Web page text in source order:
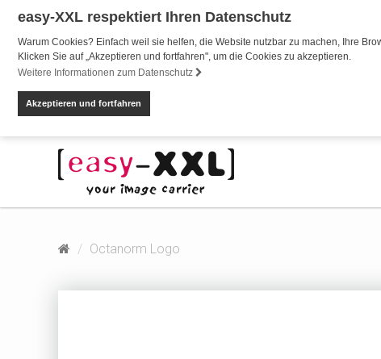
easy-XXL respektiert Ihren Datenschutz
Warum Cookies? Einfach weil sie helfen, die Website nutzbar zu machen, Ihre
Klicken Sie auf „Akzeptieren und fortfahren", um die Cookies zu akzeptieren.
Weitere Informationen zum Datenschutz
Akzeptieren und fortfahren
Octanorm Logo